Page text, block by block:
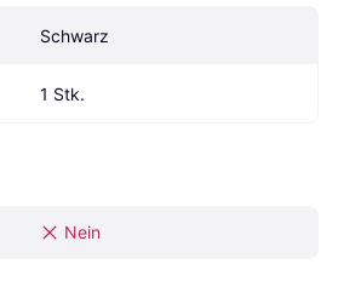
Schwarz
1 Stk.
Nein